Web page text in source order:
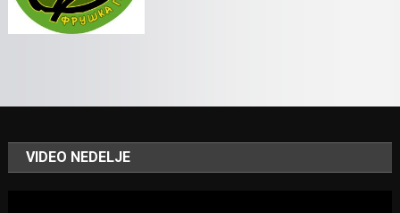
VIDEO NEDELJE